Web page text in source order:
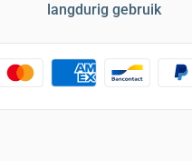
langdurig gebruik